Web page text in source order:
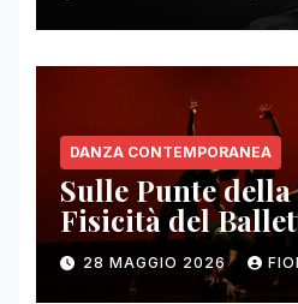
DANZA CONTEMPORANEA
Sulle Punte
Fisicità del
Passato sui
28 MAGGIO 2026